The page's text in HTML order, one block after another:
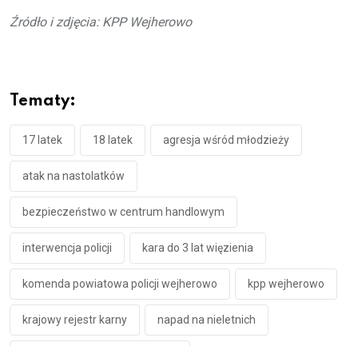
Źródło i zdjęcia: KPP Wejherowo
Tematy:
17 latek 18 latek agresja wśród młodzieży
atak na nastolatków
bezpieczeństwo w centrum handlowym
interwencja policji kara do 3 lat więzienia
komenda powiatowa policji wejherowo kpp wejherowo
krajowy rejestr karny napad na nieletnich